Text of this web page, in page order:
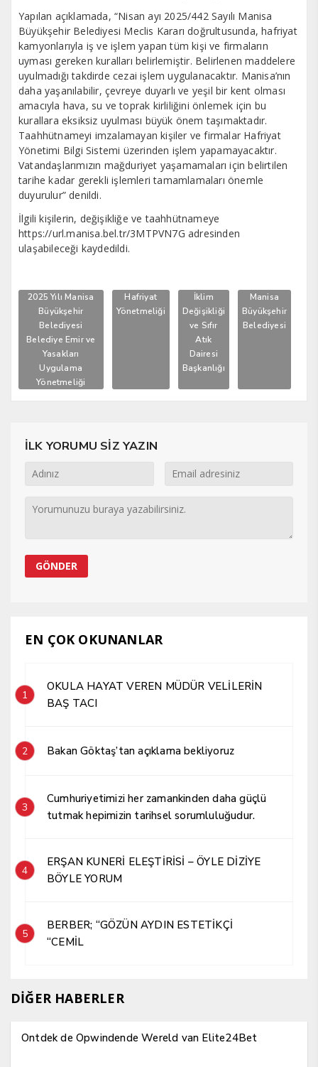
Yapılan açıklamada, “Nisan ayı 2025/442 Sayılı Manisa
Büyükşehir Belediyesi Meclis Kararı doğrultusunda, hafriyat
kamyonlarıyla iş ve işlem yapan tüm kişi ve firmaların
uyması gereken kuralları belirlemiştir. Belirlenen maddelere
uyulmadığı takdirde cezai işlem uygulanacaktır. Manisa’nın
daha yaşanılabilir, çevreye duyarlı ve yeşil bir kent olması
amacıyla hava, su ve toprak kirliliğini önlemek için bu
kurallara eksiksiz uyulması büyük önem taşımaktadır.
Taahhütnameyi imzalamayan kişiler ve firmalar Hafriyat
Yönetimi Bilgi Sistemi üzerinden işlem yapamayacaktır.
Vatandaşlarımızın mağduriyet yaşamamaları için belirtilen
tarihe kadar gerekli işlemleri tamamlamaları önemle
duyurulur” denildi.
İlgili kişilerin, değişikliğe ve taahhütnameye
https://url.manisa.bel.tr/3MTPVN7G adresinden
ulaşabileceği kaydedildi.
2025 Yılı Manisa
Büyükşehir
Belediyesi
Belediye Emir ve
Yasakları
Uygulama
Yönetmeliği
Hafriyat
Yönetmeliği
İklim
Değişikliği
ve Sıfır
Atık
Dairesi
Başkanlığı
Manisa
Büyükşehir
Belediyesi
İLK YORUMU SİZ YAZIN
EN ÇOK OKUNANLAR
1
OKULA HAYAT VEREN MÜDÜR VELİLERİN
BAŞ TACI
2 Bakan Göktaş’tan açıklama bekliyoruz
3
Cumhuriyetimizi her zamankinden daha güçlü
tutmak hepimizin tarihsel sorumluluğudur.
4
ERŞAN KUNERİ ELEŞTİRİSİ – ÖYLE DİZİYE
BÖYLE YORUM
5
BERBER; “GÖZÜN AYDIN ESTETİKÇİ
“CEMİL
DİĞER HABERLER
Ontdek de Opwindende Wereld van Elite24Bet